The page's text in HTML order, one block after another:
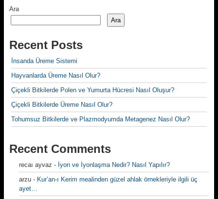
Ara
Ara
Recent Posts
İnsanda Üreme Sistemi
Hayvanlarda Üreme Nasıl Olur?
Çiçekli Bitkilerde Polen ve Yumurta Hücresi Nasıl Oluşur?
Çiçekli Bitkilerde Üreme Nasıl Olur?
Tohumsuz Bitkilerde ve Plazmodyumda Metagenez Nasıl Olur?
Recent Comments
recaı ayvaz - İyon ve İyonlaşma Nedir? Nasıl Yapılır?
arzu - Kur’an-ı Kerim mealinden güzel ahlak örnekleriyle ilgili üç
ayet…